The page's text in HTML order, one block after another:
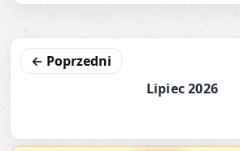
← Poprzedni
Lipiec 2026